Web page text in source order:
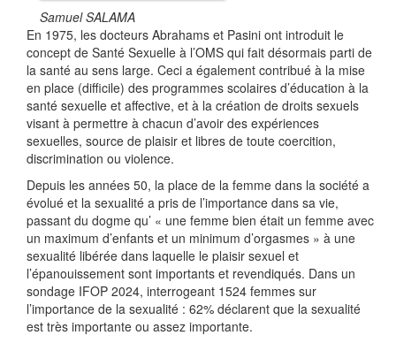
Samuel SALAMA
En 1975, les docteurs Abrahams et Pasini ont introduit le
concept de Santé Sexuelle à l’OMS qui fait désormais parti de
la santé au sens large. Ceci a également contribué à la mise
en place (difficile) des programmes scolaires d’éducation à la
santé sexuelle et affective, et à la création de droits sexuels
visant à permettre à chacun d’avoir des expériences
sexuelles, source de plaisir et libres de toute coercition,
discrimination ou violence.
Depuis les années 50, la place de la femme dans la société a
évolué et la sexualité a pris de l’importance dans sa vie,
passant du dogme qu’ « une femme bien était un femme avec
un maximum d’enfants et un minimum d’orgasmes » à une
sexualité libérée dans laquelle le plaisir sexuel et
l’épanouissement sont importants et revendiqués. Dans un
sondage IFOP 2024, interrogeant 1524 femmes sur
l’importance de la sexualité : 62% déclarent que la sexualité
est très importante ou assez importante.